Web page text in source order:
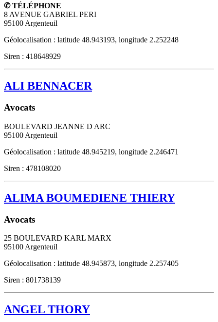
✆ TÉLÉPHONE
8 AVENUE GABRIEL PERI
95100 Argenteuil
Géolocalisation : latitude 48.943193, longitude 2.252248
Siren : 418648929
ALI BENNACER
Avocats
BOULEVARD JEANNE D ARC
95100 Argenteuil
Géolocalisation : latitude 48.945219, longitude 2.246471
Siren : 478108020
ALIMA BOUMEDIENE THIERY
Avocats
25 BOULEVARD KARL MARX
95100 Argenteuil
Géolocalisation : latitude 48.945873, longitude 2.257405
Siren : 801738139
ANGEL THORY